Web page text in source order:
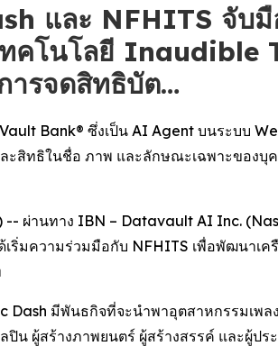
และ NFHITS จับมื
ทคโนโลยี
ารจดสิทธิบัต…
Bank® ซึ่งเป็น AI Agent บนระบบ
ละสิทธิในชื่อ ภาพ และลักษณะเฉพาะขอ
-- ผ่านทาง IBN – Datavault AI Inc.
มความร่วมมือกับ NFHITS เพื่อพัฒนาเค
Dash มีพันธกิจที่จะนำพาอุตสาหกรรมเพ
น ผู้สร้างภาพยนตร์ ผู้สร้างสรรค์ และผู้